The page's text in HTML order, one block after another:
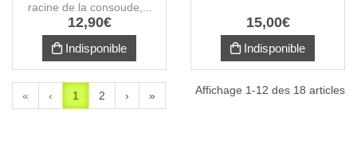
racine de la consoude,...
12,90€
Indisponible
15,00€
Indisponible
« ‹ 1 2 › » Affichage 1-12 des 18 articles